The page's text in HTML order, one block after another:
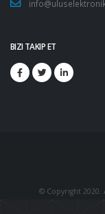
BIZI TAKIP ET
© Copyright 2020.